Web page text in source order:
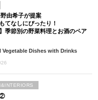
由希子が提案
てなしにぴったり！
季節別の野菜料理とお酒のペア
Vegetable Dishes with Drinks
②